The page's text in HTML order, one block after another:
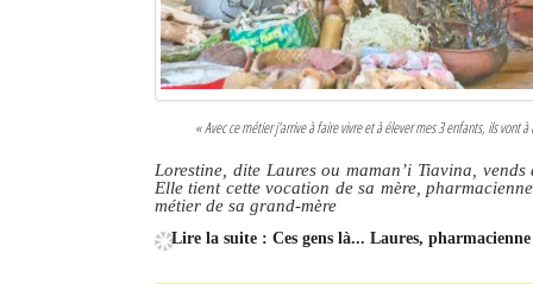
« Avec ce métier j'arrive à faire vivre et à élever mes 3 enfants, ils vont
Lorestine, dite Laures ou maman’i Tiavina,
Elle tient cette vocation de sa mère,
métier de sa grand-mère
Lire la suite : Ces gens là... Laures,